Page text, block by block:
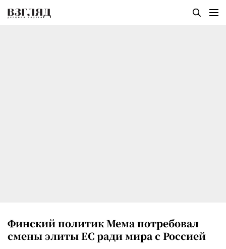
Финский политик Мема потребовал
смены элиты ЕС ради мира с Россией